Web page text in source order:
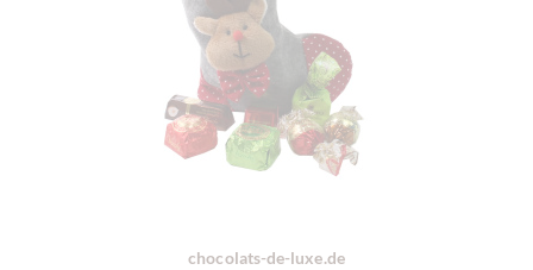
chocolats-de-luxe.de